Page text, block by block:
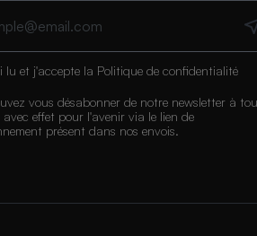
lu et j'accepte la Politique de confidentialité
vous désabonner de notre newsletter à
avec effet pour l'avenir via le lien de
présent dans nos envois.